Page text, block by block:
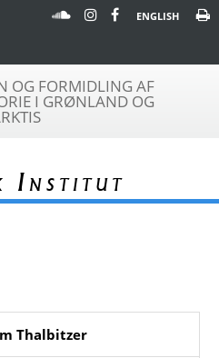
ENGLISH
OG FORMIDLING AF
I GRØNLAND OG
Institut
Thalbitzer